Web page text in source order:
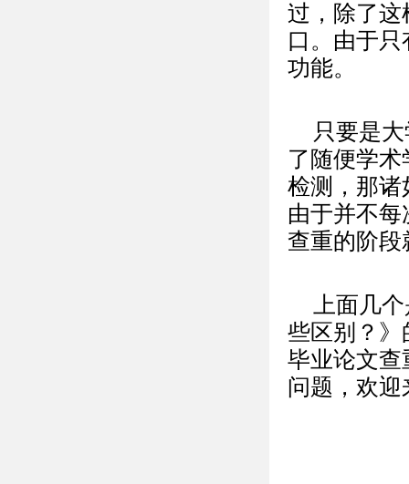
过，除了这
口。由于
功能。
只要是
了随便学
检测，那诸
由于并不
查重的阶段
上面几
些区别？》
毕业论文查
问题，欢迎